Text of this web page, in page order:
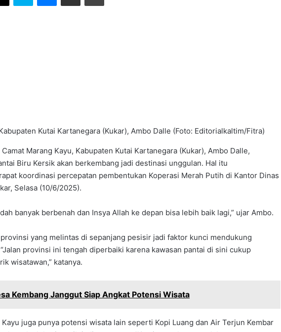
Kutai Kartanegara (Kukar), Ambo Dalle (Foto: Editorialkaltim/Fitra)
Camat Marang Kayu, Kabupaten Kutai Kartanegara (Kukar), Ambo Dalle,
Biru Kersik akan berkembang jadi destinasi unggulan. Hal itu
koordinasi percepatan pembentukan Koperasi Merah Putih di Kantor Dinas
Selasa (10/6/2025).
banyak berbenah dan Insya Allah ke depan bisa lebih baik lagi,” ujar Ambo.
yang melintas di sepanjang pesisir jadi faktor kunci mendukung
provinsi ini tengah diperbaiki karena kawasan pantai di sini cukup
wisatawan,” katanya.
Kembang Janggut Siap Angkat Potensi Wisata
juga punya potensi wisata lain seperti Kopi Luang dan Air Terjun Kembar